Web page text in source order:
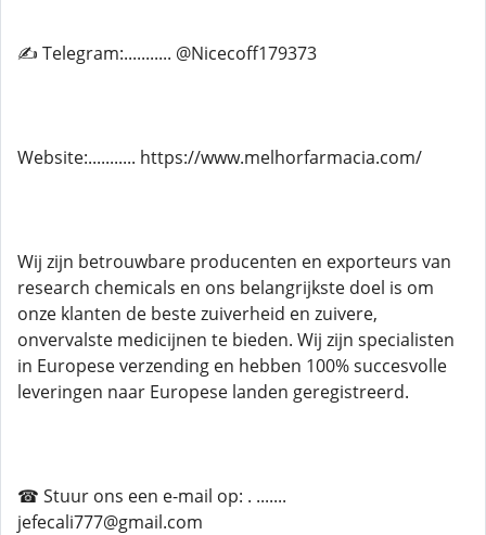
✍ Telegram:........... @Nicecoff179373
Website:........... https://www.melhorfarmacia.com/
Wij zijn betrouwbare producenten en exporteurs van
research chemicals en ons belangrijkste doel is om
onze klanten de beste zuiverheid en zuivere,
onvervalste medicijnen te bieden. Wij zijn specialisten
in Europese verzending en hebben 100% succesvolle
leveringen naar Europese landen geregistreerd.
☎ Stuur ons een e-mail op: . .......
jefecali777@gmail.com